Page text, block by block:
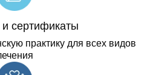
сертификаты
практику для всех видов